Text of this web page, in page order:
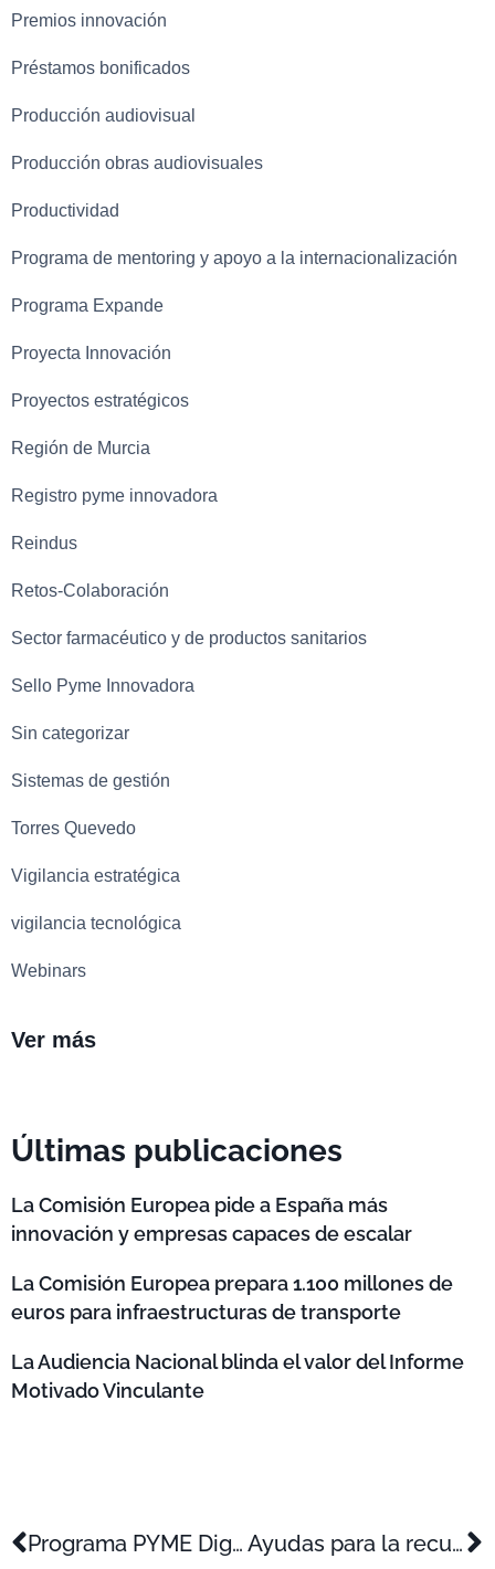
Premios innovación
Préstamos bonificados
Producción audiovisual
Producción obras audiovisuales
Productividad
Programa de mentoring y apoyo a la internacionalización
Programa Expande
Proyecta Innovación
Proyectos estratégicos
Región de Murcia
Registro pyme innovadora
Reindus
Retos-Colaboración
Sector farmacéutico y de productos sanitarios
Sello Pyme Innovadora
Sin categorizar
Sistemas de gestión
Torres Quevedo
Vigilancia estratégica
vigilancia tecnológica
Webinars
Ver más
Últimas publicaciones
La Comisión Europea pide a España más
innovación y empresas capaces de escalar
La Comisión Europea prepara 1.100 millones de
euros para infraestructuras de transporte
La Audiencia Nacional blinda el valor del Informe
Motivado Vinculante
Programa PYME Digital 2025 Ayudas para la recuperación y reactivación de pymes industriales, comercios, hostelería y servicios, que hayan sufrido daños ocasionados por la DANA